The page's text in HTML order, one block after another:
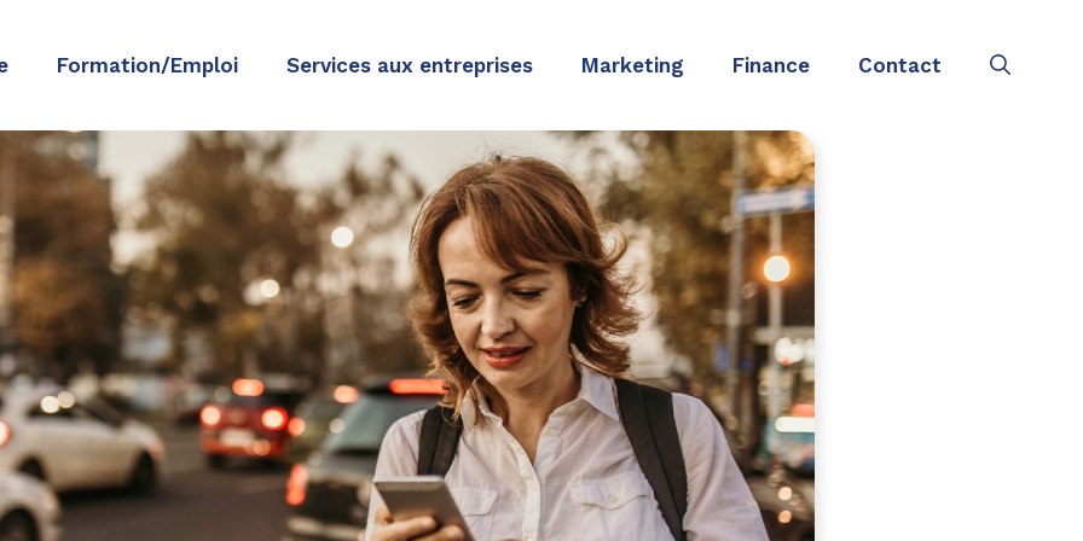
Formation/Emploi Services aux entreprises Marketing Finance Contact